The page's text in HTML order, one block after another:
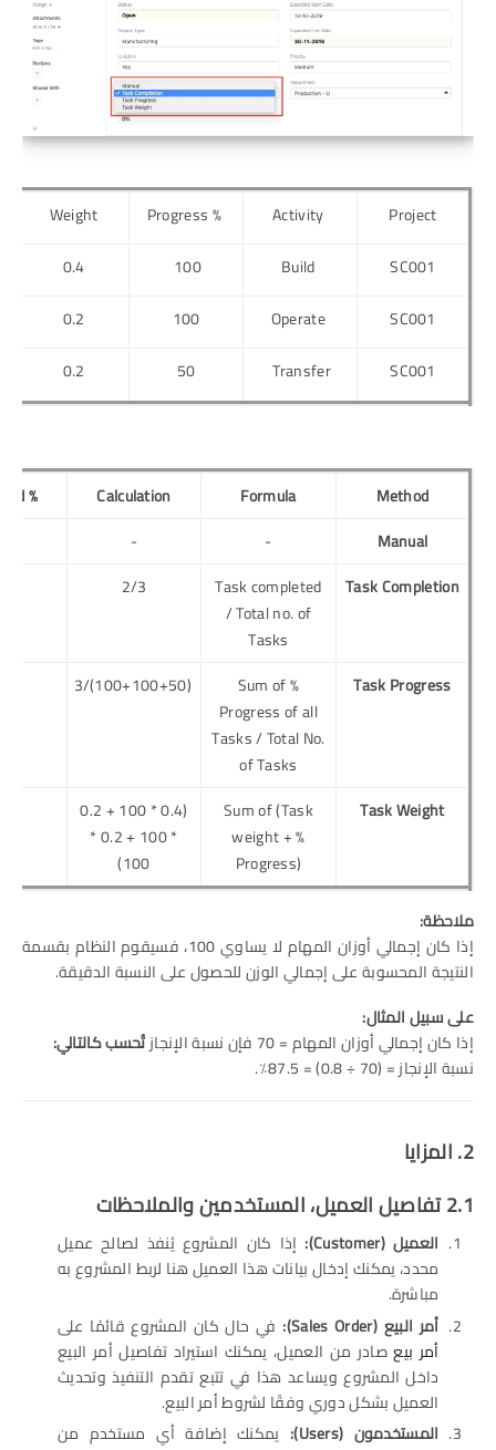
Project
% Progress
Weight
SC001
100
0.4
SC001
Operate
100
0.2
SC001
Transfer
50
0.2
Method
Formula
Calculation
% Task Completed
Manual
-
-
Task Completion
Task completed
/ Total no. of
Tasks
2/3
Task Progress
Sum of %
Progress of all
Tasks / Total No.
of Tasks
(100+100+50)/3
TaskWeight
Sum of (Task
weight + %
Progress)
(0.4 * 100 + 0.2
* 100 + 0.2 *
100)
ملاحظة:
إذا كان إجمالي أوزان المهام لا يساوي 100، فسيقوم النظام بقسمة
النتيجة المحسوبة على إجمالي الوزن للحصول على النسبة الدقيقة.
على سبيل المثال:
إذا كان إجمالي أوزان المهام = 70 فإن نسبة الإنجاز
تُحسب كالتالي:
نسبة الإنجاز = (70 ÷ 0.8) = 87.5٪.
2. المزايا
2.1 تفاصيل العميل، المستخدمين والملاحظات
العميل(Customer):
إذا كان المشروع يُنفذ لصالح عميل
محدد، يمكنك إدخال بيانات هذا العميل هنا لربط المشروع به
مباشرة.
أمر البيع (Sales Order):
في حال كان المشروع قائمًا على
أمر بيعصادر من العميل، يمكنك استيراد تفاصيل أمر البيع
داخل المشروع ويساعد هذا في تتبع تقدم التنفيذ وتحديث
العميل بشكل دوري وفقًا لشروط أمر البيع.
المستخدمون (Users):
يمكنك إضافة أي مستخدم من